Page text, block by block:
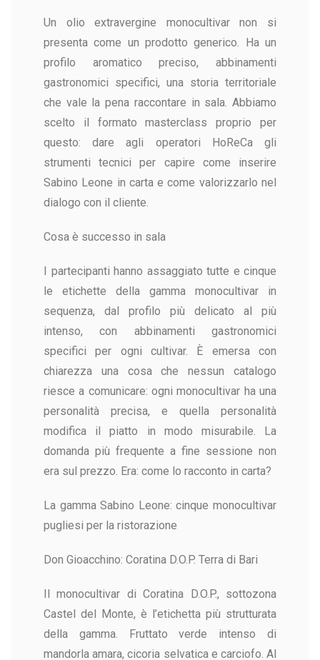
Un olio extravergine monocultivar non si
presenta come un prodotto generico. Ha un
profilo aromatico preciso, abbinamenti
gastronomici specifici, una storia territoriale
che vale la pena raccontare in sala. Abbiamo
scelto il formato masterclass proprio per
questo: dare agli operatori HoReCa gli
strumenti tecnici per capire come inserire
Sabino Leone in carta e come valorizzarlo nel
dialogo con il cliente.
Cosa è successo in sala
I partecipanti hanno assaggiato tutte e cinque
le etichette della gamma monocultivar in
sequenza, dal profilo più delicato al più
intenso, con abbinamenti gastronomici
specifici per ogni cultivar. È emersa con
chiarezza una cosa che nessun catalogo
riesce a comunicare: ogni monocultivar ha una
personalità precisa, e quella personalità
modifica il piatto in modo misurabile. La
domanda più frequente a fine sessione non
era sul prezzo. Era: come lo racconto in carta?
La gamma Sabino Leone: cinque monocultivar
pugliesi per la ristorazione
Don Gioacchino: Coratina D.O.P. Terra di Bari
Il monocultivar di Coratina D.O.P., sottozona
Castel del Monte, è l’etichetta più strutturata
della gamma. Fruttato verde intenso di
mandorla amara, cicoria selvatica e carciofo. Al